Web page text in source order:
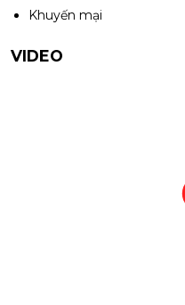
Khuyến mại
VIDEO